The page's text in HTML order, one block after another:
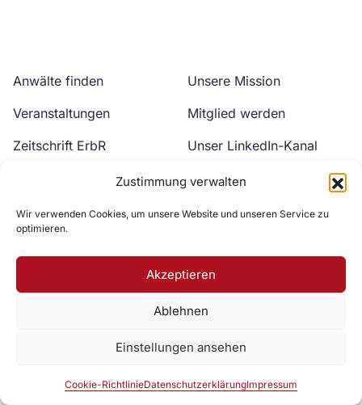
Zustimmung verwalten
Wir verwenden Cookies, um unsere Website und unseren Service zu
optimieren.
Akzeptieren
Ablehnen
Einstellungen ansehen
Cookie-RichtlinieDatenschutzerklärungImpressum
Anwälte finden
Veranstaltungen
Zeitschrift ErbR
Unsere Mission
Mitglied werden
Unser LinkedIn-Kanal
Unser YouTube-Kanal
Zur DAV Webseite